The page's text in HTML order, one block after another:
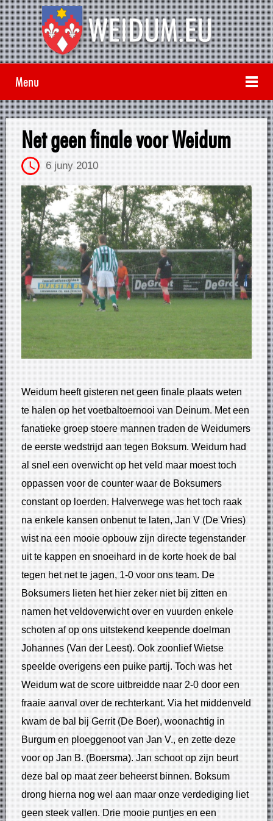
Menu
Net geen finale voor Weidum
6 juny 2010
Weidum heeft gisteren net geen finale plaats weten
te halen op het voetbaltoernooi van Deinum. Met een
fanatieke groep stoere mannen traden de Weidumers
de eerste wedstrijd aan tegen Boksum. Weidum had
al snel een overwicht op het veld maar moest toch
oppassen voor de counter waar de Boksumers
constant op loerden. Halverwege was het toch raak
na enkele kansen onbenut te laten, Jan V (De Vries)
wist na een mooie opbouw zijn directe tegenstander
uit te kappen en snoeihard in de korte hoek de bal
tegen het net te jagen, 1-0 voor ons team. De
Boksumers lieten het hier zeker niet bij zitten en
namen het veldoverwicht over en vuurden enkele
schoten af op ons uitstekend keepende doelman
Johannes (Van der Leest). Ook zoonlief Wietse
speelde overigens een puike partij. Toch was het
Weidum wat de score uitbreidde naar 2-0 door een
fraaie aanval over de rechterkant. Via het middenveld
kwam de bal bij Gerrit (De Boer), woonachtig in
Burgum en ploeggenoot van Jan V., en zette deze
voor op Jan B. (Boersma). Jan schoot op zijn beurt
deze bal op maat zeer beheerst binnen. Boksum
drong hierna nog wel aan maar onze verdediging liet
geen steek vallen. Drie mooie puntjes en een